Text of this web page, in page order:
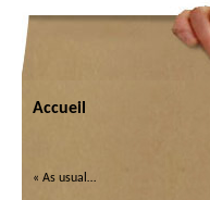
Accueil
« As usual…